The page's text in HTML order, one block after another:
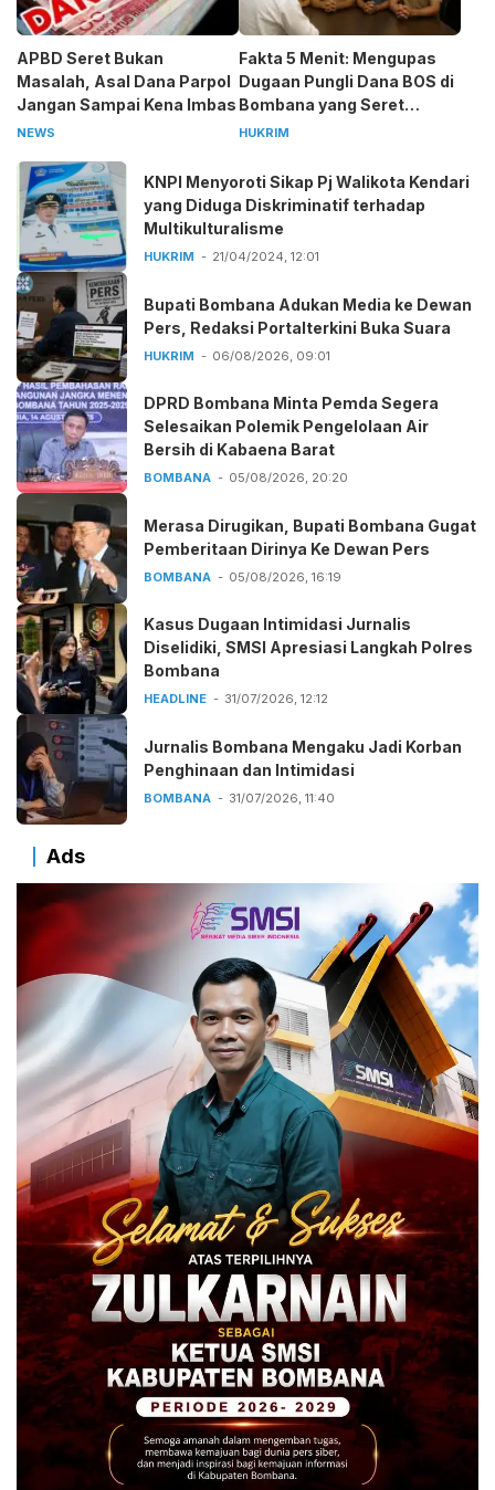
APBD Seret Bukan
Masalah, Asal Dana Parpol
Jangan Sampai Kena Imbas
NEWS
Fakta 5 Menit: Mengupas
Dugaan Pungli Dana BOS di
Bombana yang Seret
Kepala Sekolah
HUKRIM
KNPI Menyoroti Sikap Pj Walikota Kendari
yang Diduga Diskriminatif terhadap
Multikulturalisme
HUKRIM 21/04/2024, 12:01
Bupati Bombana Adukan Media ke Dewan
Pers, Redaksi Portalterkini Buka Suara
HUKRIM 06/08/2026, 09:01
DPRD Bombana Minta Pemda Segera
Selesaikan Polemik Pengelolaan Air
Bersih di Kabaena Barat
BOMBANA 05/08/2026, 20:20
Merasa Dirugikan, Bupati Bombana Gugat
Pemberitaan Dirinya Ke Dewan Pers
BOMBANA 05/08/2026, 16:19
Kasus Dugaan Intimidasi Jurnalis
Diselidiki, SMSI Apresiasi Langkah Polres
Bombana
HEADLINE 31/07/2026, 12:12
Jurnalis Bombana Mengaku Jadi Korban
Penghinaan dan Intimidasi
BOMBANA 31/07/2026, 11:40
Ads